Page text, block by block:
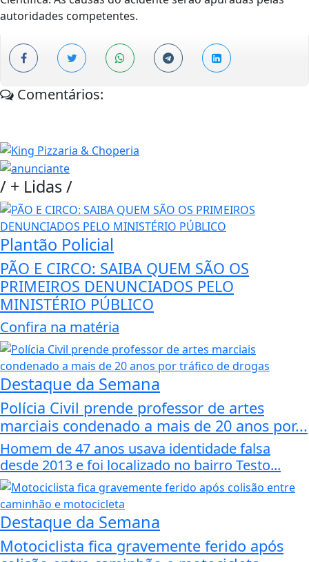
autoridades competentes.
Comentários:
/ + Lidas/
Plantão Policial
PÃO E CIRCO: SAIBA QUEM SÃO OS
PRIMEIROS DENUNCIADOS PELO
MINISTÉRIO PÚBLICO
Confira na matéria
Destaque da Semana
Polícia Civil prende professor de artes
marciais condenado a mais de 20 anos por...
Homem de 47 anos usava identidade falsa
desde 2013 e foi localizado no bairro Testo...
Destaque da Semana
Motociclista fica gravemente ferido após